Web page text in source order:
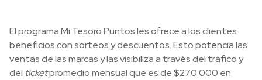
El programa Mi Tesoro Puntos les ofrece a los clientes
beneficios con sorteos y descuentos. Esto potencia las
ventas de las marcas y las visibiliza a través del tráfico y
del ticketpromedio mensual que es de $270.000 en